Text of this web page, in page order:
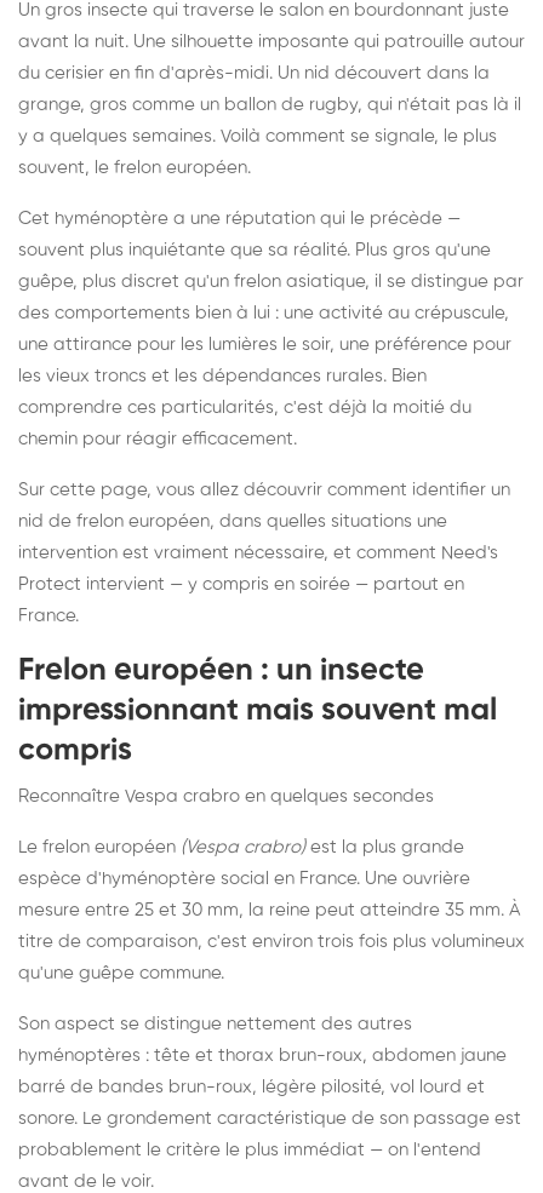
Un gros insecte qui traverse le salon en bourdonnant juste
avant la nuit. Une silhouette imposante qui patrouille autour
du cerisier en fin d'après-midi. Un nid découvert dans la
grange, gros comme un ballon de rugby, qui n'était pas là il
y a quelques semaines. Voilà comment se signale, le plus
souvent, le frelon européen.
Cet hyménoptère a une réputation qui le précède —
souvent plus inquiétante que sa réalité. Plus gros qu'une
guêpe, plus discret qu'un frelon asiatique, il se distingue par
des comportements bien à lui : une activité au crépuscule,
une attirance pour les lumières le soir, une préférence pour
les vieux troncs et les dépendances rurales. Bien
comprendre ces particularités, c'est déjà la moitié du
chemin pour réagir efficacement.
Sur cette page, vous allez découvrir comment identifier un
nid de frelon européen, dans quelles situations une
intervention est vraiment nécessaire, et comment Need's
Protect intervient — y compris en soirée — partout en
France.
Frelon européen : un insecte
impressionnant mais souvent mal
compris
Reconnaître Vespa crabro en quelques secondes
Le frelon européen (Vespa crabro)est la plus grande
espèce d'hyménoptère social en France. Une ouvrière
mesure entre 25 et 30 mm, la reine peut atteindre 35 mm. À
titre de comparaison, c'est environ trois fois plus volumineux
qu'une guêpe commune.
Son aspect se distingue nettement des autres
hyménoptères : tête et thorax brun-roux, abdomen jaune
barré de bandes brun-roux, légère pilosité, vol lourd et
sonore. Le grondement caractéristique de son passage est
probablement le critère le plus immédiat — on l'entend
avant de le voir.